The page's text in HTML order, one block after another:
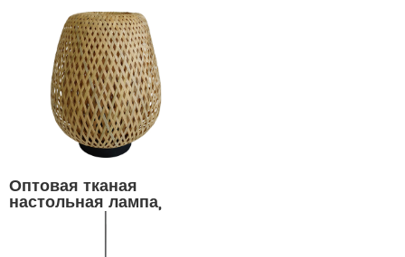
Оптовая тканая
настольная лампа,
бамбуковая фабрика